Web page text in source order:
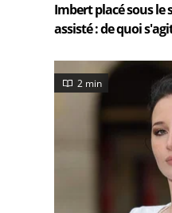
Imbert placé sous
assisté : de quoi
2 min